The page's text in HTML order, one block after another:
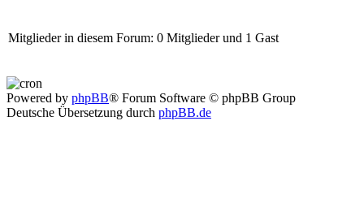
Mitglieder in diesem Forum: 0 Mitglieder und 1 Gast
Powered by phpBB® Forum Software © phpBB Group
Deutsche Übersetzung durch phpBB.de